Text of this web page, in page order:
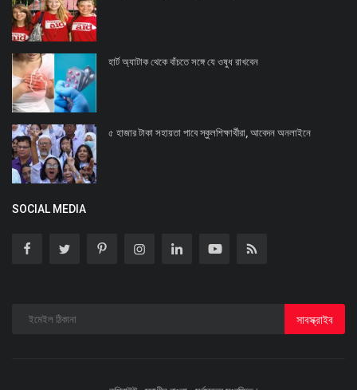
হার্ট অ্যাটাক থেকে বাঁচতে সঙ্গে যে ওষুধ রাখবেন
৫ হাজার টাকা সহায়তা পাবে স্কুলশিক্ষার্থীরা, আবেদন অনলাইনে
SOCIAL MEDIA
সাবস্ক্রাইব